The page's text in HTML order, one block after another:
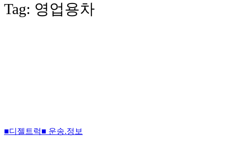
Tag: 영업용차
■디젤트럭■ 운송.정보